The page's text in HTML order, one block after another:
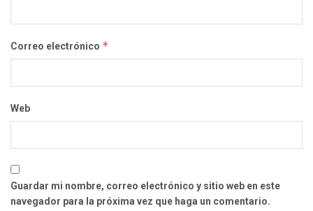
Correo electrónico *
Web
Guardar mi nombre, correo electrónico y sitio web en este
navegador para la próxima vez que haga un comentario.